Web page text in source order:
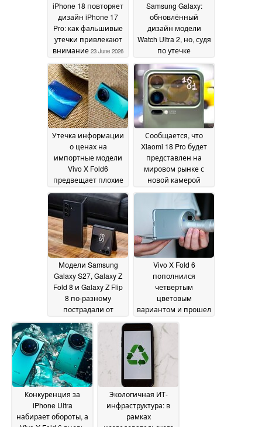
iPhone 18 повторяет
дизайн iPhone 17
Pro: как фальшивые
утечки привлекают
внимание 23 June 2026
Samsung Galaxy:
обновлённый
дизайн модели
Watch Ultra 2, но, судя
по утечке
информации, не
будет модели Watch
9 Classic с функцией
« Galaxy » 21 June 2026
Утечка информации
о ценах на
импортные модели
Vivo X Fold6
предвещает плохие
новости для
покупателей
Samsung Galaxy Z
Fold 8 Ultra в июле20
June 2026
Сообщается, что
Xiaomi 18 Pro будет
представлен на
мировом рынке с
новой камерой
LOFIC18 June 2026
Модели Samsung
Galaxy S27, Galaxy Z
Fold 8 и Galaxy Z Flip
8 по-разному
пострадали от
дефицита
комплектующих
June 2026
Vivo X Fold 6
пополнился
четвертым
цветовым
вариантом и прошел
жесткие испытания
на прочность
Конкуренция за
iPhone Ultra
набирает обороты, а
Экологичная ИТ-
инфраструктура: в
рамках